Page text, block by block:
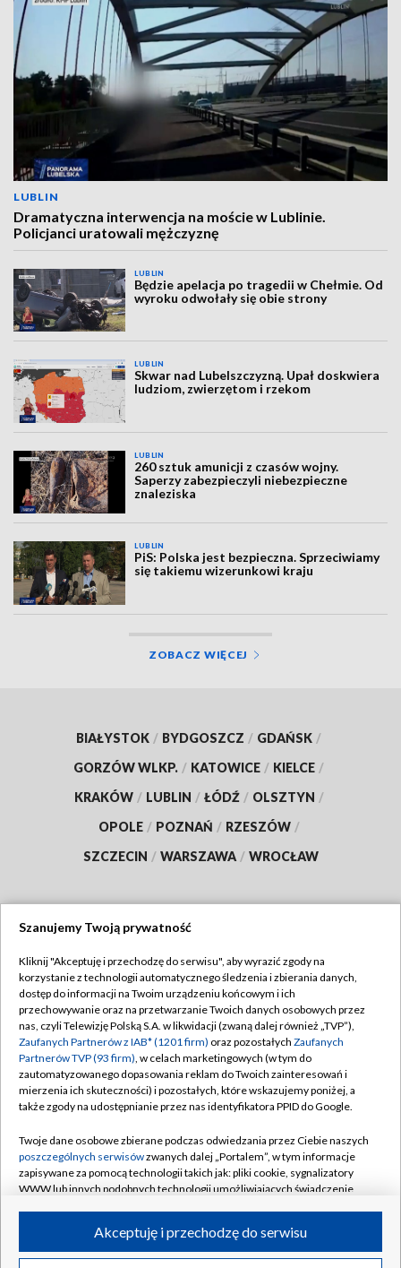
LUBLIN
Dramatyczna interwencja na moście w Lublinie.
Policjanci uratowali mężczyznę
LUBLIN
Będzie apelacja po tragedii w Chełmie. Od
wyroku odwołały się obie strony
LUBLIN
Skwar nad Lubelszczyzną. Upał doskwiera
ludziom, zwierzętom i rzekom
LUBLIN
260 sztuk amunicji z czasów wojny.
Saperzy zabezpieczyli niebezpieczne
znaleziska
LUBLIN
PiS: Polska jest bezpieczna. Sprzeciwiamy
się takiemu wizerunkowi kraju
ZOBACZ WIĘCEJ
BIAŁYSTOK / BYDGOSZCZ / GDAŃSK /
GORZÓW WLKP. / KATOWICE / KIELCE /
KRAKÓW / LUBLIN / ŁÓDŹ / OLSZTYN /
OPOLE / POZNAŃ / RZESZÓW /
SZCZECIN / WARSZAWA / WROCŁAW
TVP
Abonament TVP
Emisja w TVP
Centrum informacji TVP
Naziemna Telewizja Cyfrowa
Rada Programowa
System NOS
Informacje o nadawcy
Program dla prasy
Regulamin TVP
Polityka prywatności
Moje zgody
Pomoc
Kontakt
Kanały
©2026 Telewizja Polska S.A. w likwidacji
Szanujemy Twoją prywatność
Kliknij "Akceptuję i przechodzę do serwisu", aby wyrazić zgody na
korzystanie z technologii automatycznego śledzenia i zbierania danych,
dostęp do informacji na Twoim urządzeniu końcowym i ich
przechowywanie oraz na przetwarzanie Twoich danych osobowych przez
nas, czyli Telewizję Polską S.A. w likwidacji (zwaną dalej również „TVP”),
Zaufanych Partnerów z IAB* (1201 firm) oraz pozostałych Zaufanych
Partnerów TVP (93 firm), w celach marketingowych (w tym do
zautomatyzowanego dopasowania reklam do Twoich zainteresowań i
mierzenia ich skuteczności) i pozostałych, które wskazujemy poniżej, a
także zgody na udostępnianie przez nas identyfikatora PPID do Google.
Twoje dane osobowe zbierane podczas odwiedzania przez Ciebie naszych
poszczególnych serwisówzwanych dalej „Portalem”, w tym informacje
zapisywane za pomocą technologii takich jak: pliki cookie, sygnalizatory
WWW lub innych podobnych technologii umożliwiających świadczenie
ruchu w Internecie.Akceptuję i przechodzę do serwisu